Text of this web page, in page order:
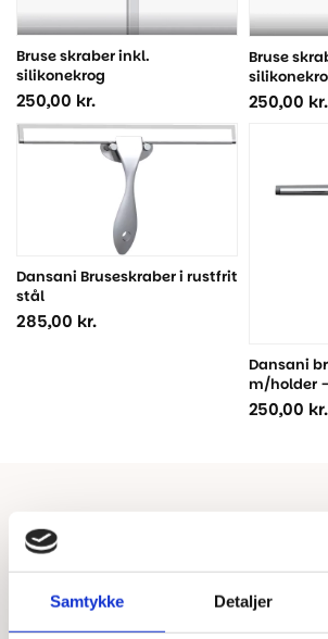
Samtykke Detaljer
Bruse skraber inkl.
silikonekrog
250,00 kr.
Bruse
250,00 kr.
Dansani Bruseskraber i rustfrit
stål
285,00 kr.
Dansani
m/holder
250,00 kr.